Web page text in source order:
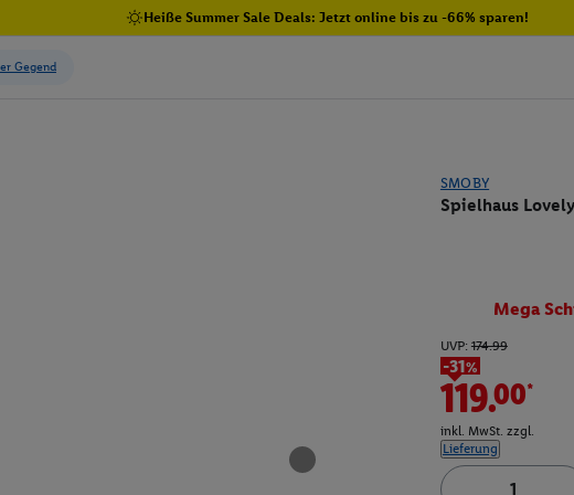
Heiße Summer Sale Deals: Jetzt online bis zu -66% sparen!
SMOBY
Spielhaus
Mega
UVP: 174.99
-31%
119.00*
inkl. MwSt. zzgl.
Lieferung